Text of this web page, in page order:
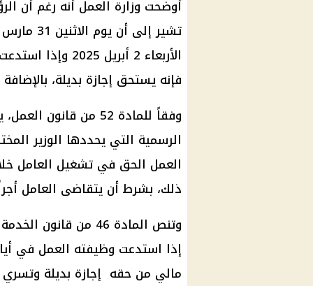
تشير
الأربعاء 2
فإنه يستحق إجازة بديلة،
وفقاً للمادة 52 من
العمل الحق في تشغيل العامل
ذلك، بشرط أن يتقاضى العامل
وتنص المادة 46 من
إذا استدعت وظيفته العمل في
مالي من حقه إجازة بديلة وتسري